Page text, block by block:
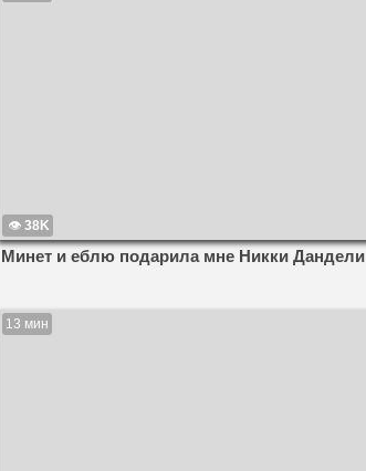
38K
Минет и еблю подарила мне Никки Дандели
13 мин